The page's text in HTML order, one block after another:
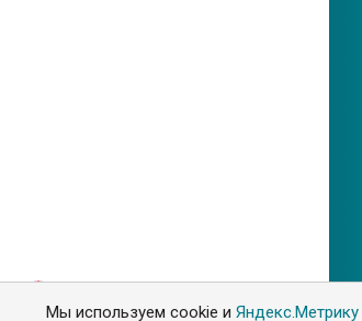
Мы используем cookie иЯндекс.Метрику